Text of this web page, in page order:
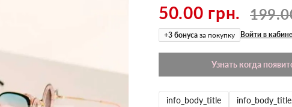
50.00 грн.
+3 бонуса за покупку Войти в
Узнать когда
info_body_title